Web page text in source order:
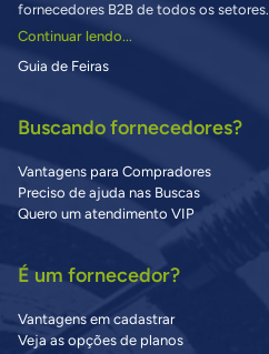
fornecedores B2B de todos os setores.
Continuar lendo...
Guia de Feiras
Buscando fornecedores?
Vantagens para Compradores
Preciso de ajuda nas Buscas
Quero um atendimento VIP
É um fornecedor?
Vantagens em cadastrar
Veja as opções de planos